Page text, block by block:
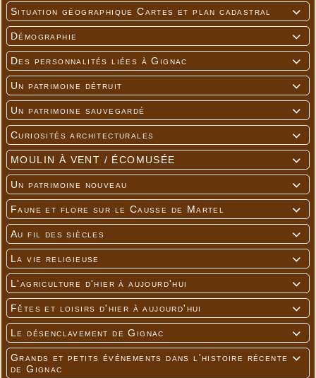

Situation géographique Cartes et plan cadastral

Démographie

Des personnalités liées à Gignac

Un patrimoine détruit

Un patrimoine sauvegardé

Curiosités architecturales

MOULIN À VENT / ÉCOMUSÉE

Un patrimoine nouveau

Faune et flore sur le Causse de Martel

Au fil des siècles

La vie religieuse

L'agriculture d'hier à aujourd'hui

Fêtes et loisirs d'hier à aujourd'hui

Le désenclavement de Gignac

Grands et petits événements dans l'histoire récente
de Gignac